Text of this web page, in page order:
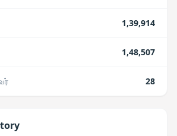
1,39,914
1,48,507
28